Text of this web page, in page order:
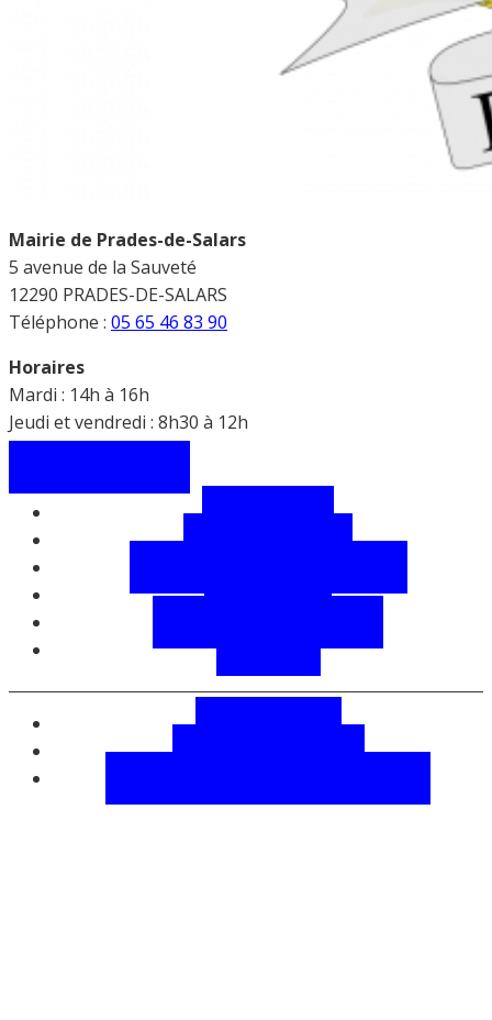
Mairie de Prades-de-Salars
5 avenue de la Sauveté
12290 PRADES-DE-SALARS
Téléphone : 05 65 46 83 90
Horaires
Mardi : 14h à 16h
Jeudi et vendredi : 8h30 à 12h